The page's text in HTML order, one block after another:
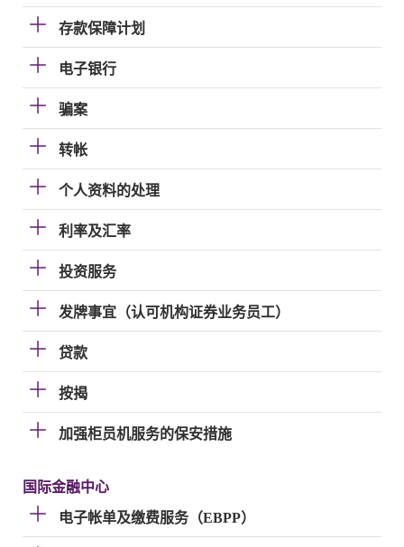
存款保障计划
电子银行
骗案
转帐
个人资料的处理
利率及汇率
投资服务
发牌事宜（认可机构证券业务员工）
贷款
按揭
加强柜员机服务的保安措施
国际金融中心
电子帐单及缴费服务（EBPP）